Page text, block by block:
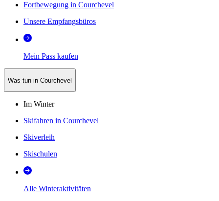
Fortbewegung in Courchevel
Unsere Empfangsbüros
Mein Pass kaufen
Was tun in Courchevel
Im Winter
Skifahren in Courchevel
Skiverleih
Skischulen
Alle Winteraktivitäten